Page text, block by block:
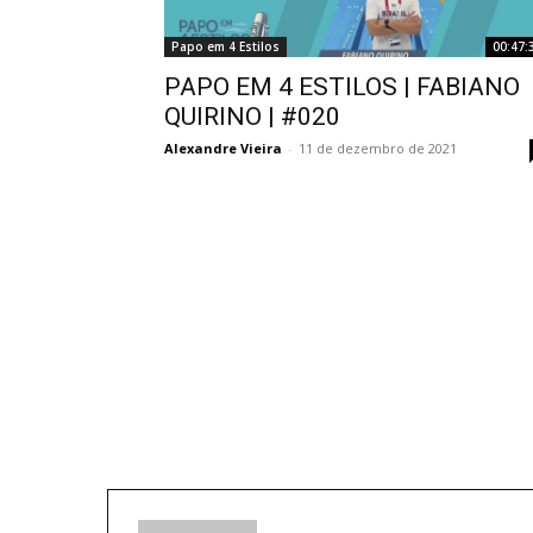
Papo em 4 Estilos
PAPO EM 4 ESTILOS | FABIANO
QUIRINO | #020
Alexandre Vieira - 11 de dezembro de 2021